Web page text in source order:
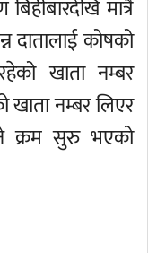
मात्रै
दातालाई कोषको
खाता नम्बर
नम्बर लिएर
क्रम सुरु भएको